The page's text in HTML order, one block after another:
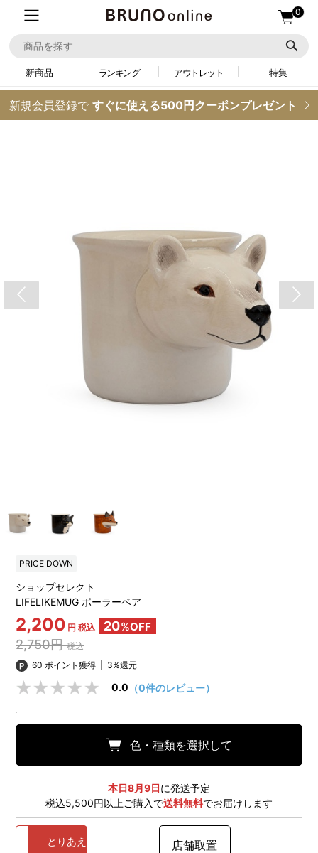
0
新商品 ランキング アウトレット 特集
新規会員登録で すぐに使える500円クーポンプレゼント
PRICE DOWN
ショップセレクト
LIFELIKEMUG ポーラーベア
2,200 円 税込 20%OFF
2,750円税込
60 ポイント獲得
3%還元
0.0 （0件のレビュー）
色・種類を選択して
本日8月9日に発送予定
税込5,500円以上ご購入で送料無料でお届けします
とりあえ 店舗取置